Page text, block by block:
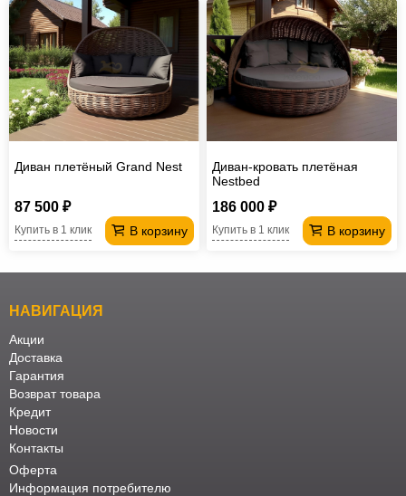
Диван плетёный Grand Nest
87 500 ₽
В корзину
Купить в 1 клик
Диван-кровать плетёная
Nestbed
186 000 ₽
В корзину
Купить в 1 клик
НАВИГАЦИЯ
Акции
Доставка
Гарантия
Возврат товара
Кредит
Новости
Контакты
Оферта
Информация потребителю